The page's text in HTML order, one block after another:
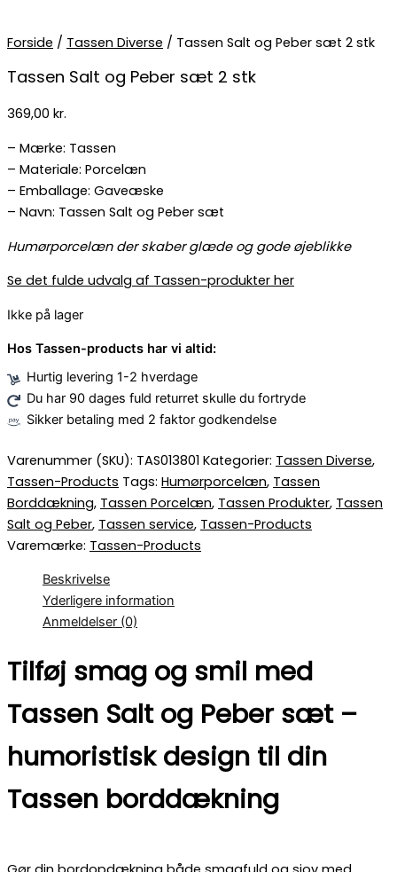
Forside / Tassen Diverse / Tassen Salt og Peber sæt 2 stk
Tassen Salt og Peber sæt 2 stk
369,00 kr.
– Mærke: Tassen
– Materiale: Porcelæn
– Emballage: Gaveæske
– Navn: Tassen Salt og Peber sæt
Humørporcelæn der skaber glæde og gode øjeblikke
Se det fulde udvalg af Tassen-produkter her
Ikke på lager
Hos Tassen-products har vi altid:
Hurtig levering 1-2 hverdage
Du har 90 dages fuld returret skulle du fortryde
Sikker betaling med 2 faktor godkendelse
Varenummer (SKU): TAS013801 Kategorier: Tassen Diverse,
Tassen-Products Tags: Humørporcelæn, Tassen
Borddækning, Tassen Porcelæn, Tassen Produkter, Tassen
Salt og Peber, Tassen service, Tassen-Products
Varemærke: Tassen-Products
Beskrivelse
Yderligere information
Anmeldelser (0)
Tilføj smag og smil med
Tassen Salt og Peber sæt –
humoristisk design til din
Tassen borddækning